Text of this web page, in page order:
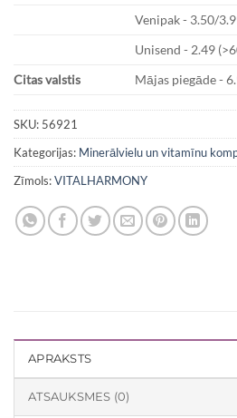
Venipak - 3.50/
Unisend - 2.49
Citas valstis
Mājas piegāde -
SKU: 56921
Kategorijas: Minerālvielu un vitamīnu
Zīmols:VITALHARMONY
APRAKSTS
ATSAUKSMES (0)